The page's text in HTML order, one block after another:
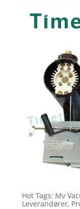
Hot Tags: Mv
Leverandører,